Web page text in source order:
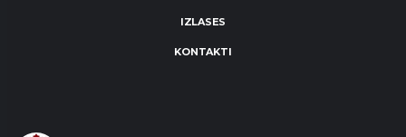
IZLASES
KONTAKTI